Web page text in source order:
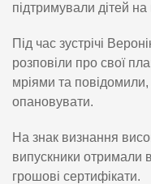
підтримували дітей
Під час зустрічі
розповіли про свої
мріями та повідомили,
опановувати.
На знак визнання
випускники отримали
грошові сертифікати.